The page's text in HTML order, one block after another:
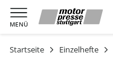
MENÜ
Warenkorb
Startseite Einzelhefte